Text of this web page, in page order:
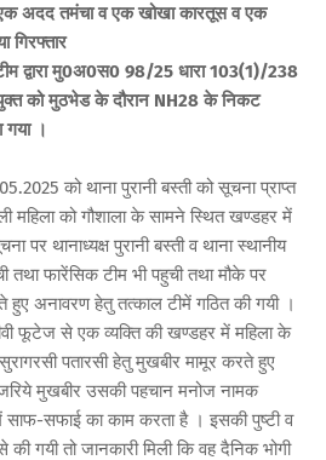
अदद तमंचा व एक खोखा कारतूस व एक
गिरफ्तार
टीम द्वारा मु0अ0स0 98/25 धारा 103(1)/238
को मुठभेड के दौरान NH28 के निकट
गया ।
को थाना पुरानी बस्ती को सूचना प्राप्त
महिला को गौशाला के सामने स्थित खण्डहर में
पर थानाध्यक्ष पुरानी बस्ती व थाना स्थानीय
तथा फारेंसिक टीम भी पहुची तथा मौके पर
हुए अनावरण हेतु तत्काल टीमें गठित की गयी ।
फूटेज से एक व्यक्ति की खण्डहर में महिला के
पतारसी हेतु मुखबीर मामूर करते हुए
मुखबीर उसकी पहचान मनोज नामक
सफाई का काम करता है । इसकी पुष्टी व
गयी तो जानकारी मिली कि वह दैनिक भोगी